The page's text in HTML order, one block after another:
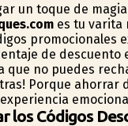
un toque de
es tu varita
promocionales
de descuento
que no puedes
Porque ahorrar
los Códigos